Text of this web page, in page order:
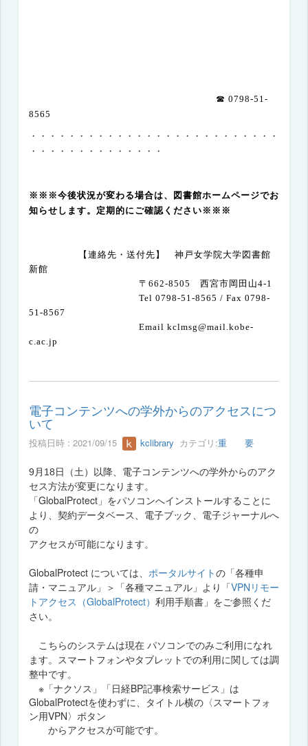
☎ 0798-51-
8565
・・・・・・・・・・・・・・・・・・・・・・・・・・
・・・・・・・・・・・・・・
※※※今後状況が変わる場合は、図書館ホームページでお
知らせします。定期的にご確認ください※※※
【連絡先・送付先】 神戸女学院大学図書館
新館
〒 662-8505 西宮市岡田山4-1
Tel 0798-51-8565 / Fax 0798-
51-8567
Email kclmsg@mail.kobe-
c.ac.jp
電子コンテンツへの学外からのアクセスにつ
いて
投稿日時 : 2021/09/15 kclibrary カテゴリ:重 要
9月18日（土）以降、電子コンテンツへの学外からのアク
セス方法が変更になります。
「GlobalProtect」 をパソコンへインストールすることに
より、契約データベース、電子ブック、電子ジャーナルへ
の
アクセスが可能になります。
GlobalProtect については、 ポータルサイトの 「各種申
請・マニュアル」＞「各種マニュアル」より「VPNリモー
トアクセス （GlobalProtect） 利用手順書 」をご参照くだ
さい。
こちらのシステムは現在 パソコンでのみご利用になれ
ます。スマートフォンやタブレットでの利用に関しては調
整中です。
※「ナクソス」「日経BP記事検索サービス」は
GlobalProtectを使わずに、タイトル横の〈スマートフォ
ン用VPN〉ボタン
からアクセスが可能です。